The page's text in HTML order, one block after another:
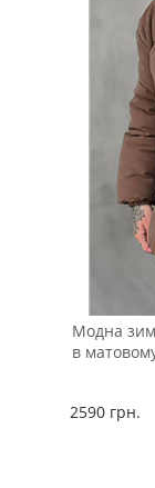
Модна
в
2590 грн.